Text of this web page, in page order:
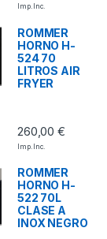
Imp. Inc.
ROMMER
HORNO H-
524 70
LITROS AIR
FRYER
260,00€
Imp. Inc.
ROMMER
HORNO H-
522 70L
CLASE A
INOX NEGRO